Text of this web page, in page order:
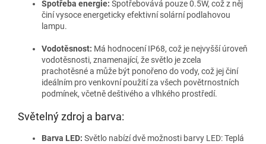
Spotřeba energie: Spotřebovává pouze 0.5W, což z něj
činí vysoce energeticky efektivní solární podlahovou
lampu.
Vodotěsnost: Má hodnocení IP68, což je nejvyšší úroveň
vodotěsnosti, znamenající, že světlo je zcela
prachotěsné a může být ponořeno do vody, což jej činí
ideálním pro venkovní použití za všech povětrnostních
podmínek, včetně deštivého a vlhkého prostředí.
Světelný zdroj a barva:
Barva LED: Světlo nabízí dvě možnosti barvy LED: Teplá